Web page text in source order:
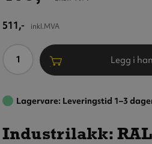
511,- inkl.MVA
Antall Legg i
Lagervare: Leveringstid 1–3
Industrilakk: